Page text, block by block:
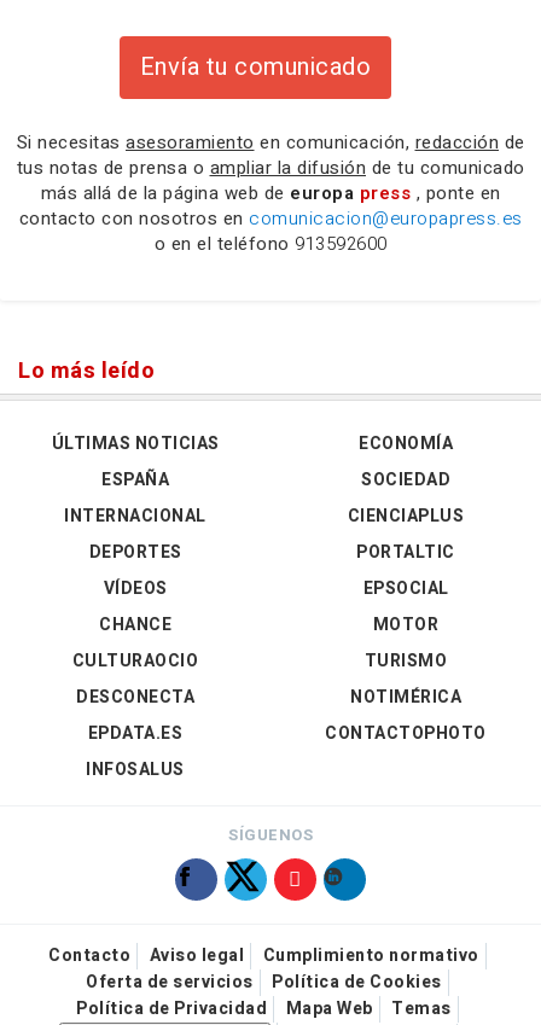
Envía tu comunicado
Si necesitas asesoramiento en comunicación, redacción de
tus notas de prensa o ampliar la difusión de tu comunicado
más allá de la página web de europa press , ponte en
contacto con nosotros en comunicacion@europapress.es
o en el teléfono 913592600
Lo más leído
ÚLTIMAS NOTICIAS
ESPAÑA
INTERNACIONAL
DEPORTES
VÍDEOS
ECONOMÍA
SOCIEDAD
CIENCIAPLUS
PORTALTIC
EPSOCIAL
CHANCE
CULTURAOCIO
DESCONECTA
EPDATA.ES
INFOSALUS
MOTOR
TURISMO
NOTIMÉRICA
CONTACTOPHOTO
SÍGUENOS
Contacto Aviso legal
Cumplimiento normativo
Oferta de servicios
Política de Cookies
Política de Privacidad
Mapa Web
Temas